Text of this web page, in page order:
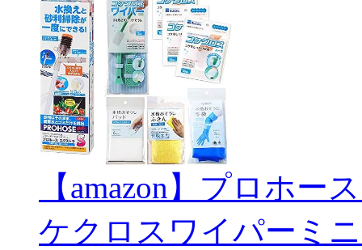
【amazon】プロホー
ケクロスワイパーミ